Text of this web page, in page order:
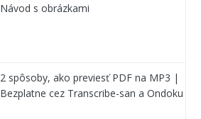
Návod s obrázkami
2 spôsoby, ako previesť PDF na MP3 |
Bezplatne cez Transcribe-san a Ondoku